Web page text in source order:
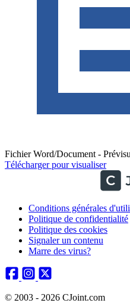
Fichier Word/Document -
Télécharger pour visualiser
Conditions générales
Politique de confidentialité
Politique des cookies
Signaler un contenu
Marre des virus?
© 2003 - 2026 CJoint.com